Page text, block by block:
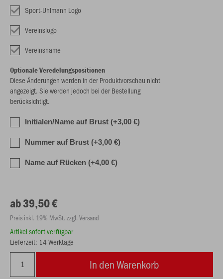
Sport-Uhlmann Logo
Vereinslogo
Vereinsname
Optionale Veredelungspositionen
Diese Änderungen werden in der Produktvorschau nicht
angezeigt. Sie werden jedoch bei der Bestellung
berücksichtigt.
Initialen/Name auf Brust (+3,00 €)
Nummer auf Brust (+3,00 €)
Name auf Rücken (+4,00 €)
ab 39,50 €
Preis inkl. 19% MwSt. zzgl. Versand
Artikel sofort verfügbar
Lieferzeit: 14 Werktage
In den Warenkorb